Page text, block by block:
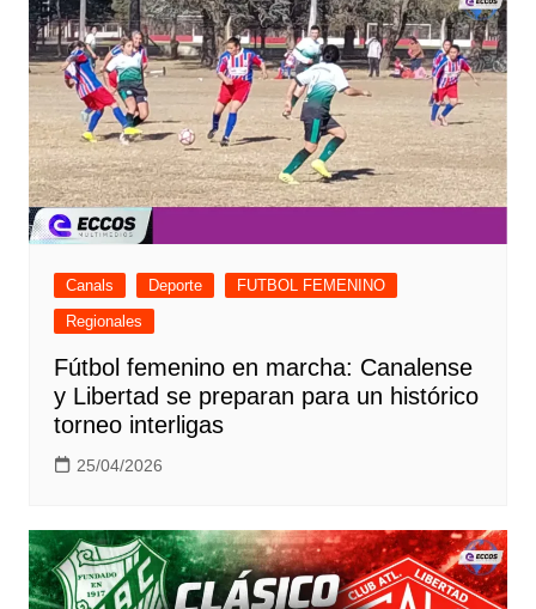
Canals Deporte
FUTBOL FEMENINO
Regionales
Fútbol femenino en marcha: Canalense
y Libertad se preparan para un histórico
torneo interligas
25/04/2026